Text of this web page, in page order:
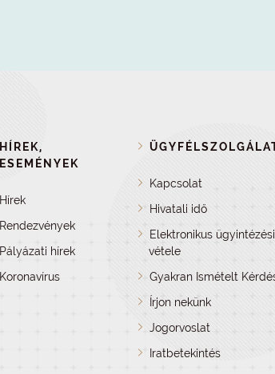
HÍREK,
ESEMÉNYEK
Hírek
Rendezvények
Pályázati hírek
Koronavírus
Kapcsolat
Hivatali idő
Elektronikus
vétele
Gyakran Ismételt
Írjon nekünk
Jogorvoslat
Iratbetekintés